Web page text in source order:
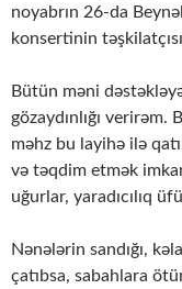
noyabrın 26-da
konsertinin
Bütün məni
gözaydınlığı
məhz bu layihə ilə
və təqdim etmək
uğurlar, yaradıcılıq
Nənələrin sandığı,
çatıbsa, sabahlara